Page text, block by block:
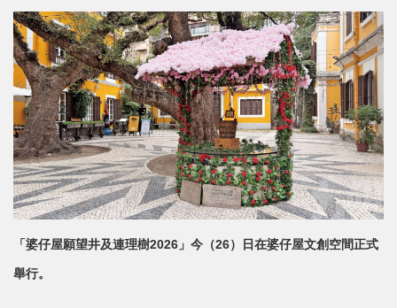
「婆仔屋願望井及連理樹2026」今（26）日在婆仔屋文創空間正式
舉行。